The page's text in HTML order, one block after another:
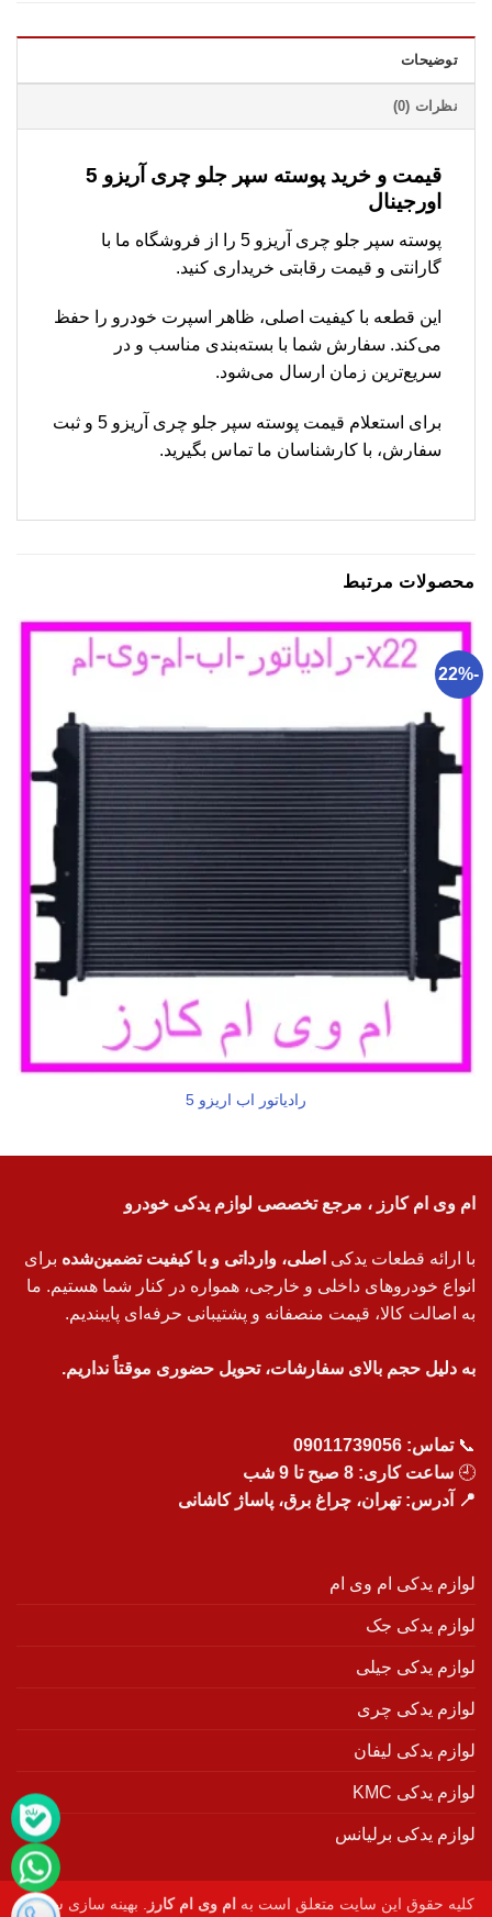
توضیحات
نظرات (0)
قیمت و خرید پوسته سپر جلو چری آریزو 5
اورجینال
پوسته سپر جلو چری آریزو 5 را از فروشگاه ما با
گارانتی و قیمت رقابتی خریداری کنید.
این قطعه با کیفیت اصلی، ظاهر اسپرت خودرو را حفظ
می‌کند. سفارش شما با بسته‌بندی مناسب و در
سریع‌ترین زمان ارسال می‌شود.
برای استعلام قیمت پوسته سپر جلو چری آریزو 5 و ثبت
سفارش، با کارشناسان ما تماس بگیرید.
محصولات مرتبط
-22%
رادیاتور اب اریزو 5
ام وی ام کارز ، مرجع تخصصی لوازم یدکی خودرو
با ارائه قطعات یدکی اصلی، وارداتی و با کیفیت تضمین‌شده برای
انواع خودروهای داخلی و خارجی، همواره در کنار شما هستیم. ما
به اصالت کالا، قیمت منصفانه و پشتیبانی حرفه‌ای پایبندیم.
به دلیل حجم بالای سفارشات، تحویل حضوری موقتاً نداریم.
📞تماس: 09011739056
🕘 ساعت کاری: 8 صبح تا 9 شب
📍 آدرس: تهران، چراغ برق، پاساژ کاشانی
لوازم یدکی ام وی ام
لوازم یدکی جک
لوازم یدکی جیلی
لوازم یدکی چری
لوازم یدکی لیفان
لوازم یدکی KMC
لوازم یدکی برلیانس
کلیه حقوق این سایت متعلق است به ام وی ام کارز . بهینه سازی سایت :